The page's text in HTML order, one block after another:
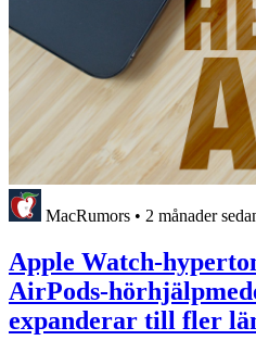
MacRumors • 2 månader
Apple Watch-
AirPods-
expanderar till fler